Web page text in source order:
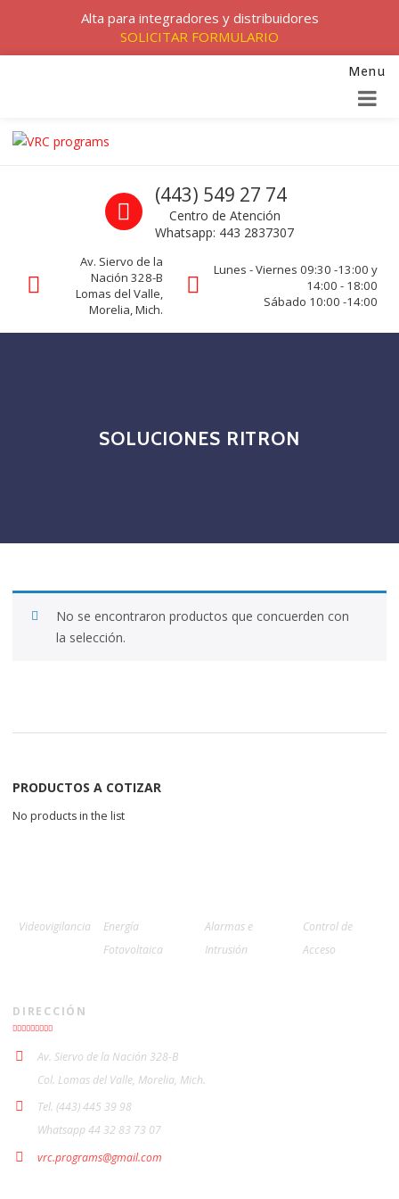
Menu
Skip to navigation
Skip to content
La seguridad de su empresa es nuestro negocio.
Call us
(443) 549 27 74
Centro de Atención
Whatsapp: 443 2837307
Av. Siervo de la
Nación 328-B
Lomas del Valle,
Morelia, Mich.
Lunes - Viernes 09:30 -13:00 y
14:00 - 18:00
Sábado 10:00 -14:00
SOLUCIONES RITRON
No se encontraron productos que concuerden con
la selección.
PRODUCTOS A COTIZAR
No products in the list
Videovigilancia
Energía
Fotovoltaica
Alarmas e
Intrusión
Control de
Acceso
DIRECCIÓN
Av. Siervo de la Nación 328-B
Col. Lomas del Valle, Morelia, Mich.
Tel. (443) 445 39 98
Whatsapp 44 32 83 73 07
vrc.programs@gmail.com
Alta para integradores y distribuidores
SOLICITAR FORMULARIO